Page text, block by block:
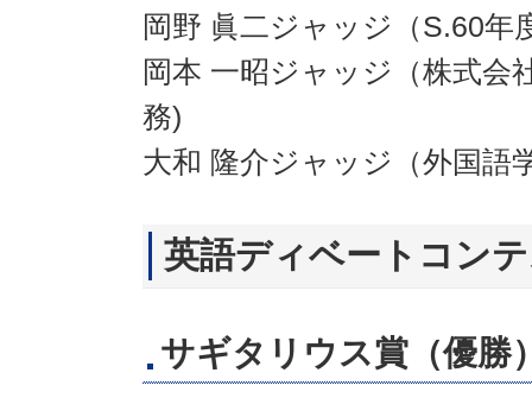
岡野 眞二ジャッジ（S.60
岡本 一昭ジャッジ（株式会
務)
大和 隆介ジャッジ（外国語
英語ディベートコン
サギタリウス賞（優勝